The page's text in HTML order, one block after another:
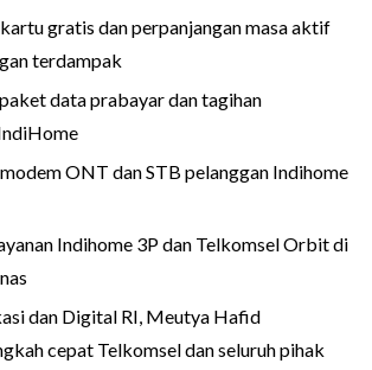
gratis dan perpanjangan masa aktif
terdampak
data prabayar dan tagihan
ONT dan STB pelanggan Indihome
Indihome 3P dan Telkomsel Orbit di
dan Digital RI, Meutya Hafid
cepat Telkomsel dan seluruh pihak